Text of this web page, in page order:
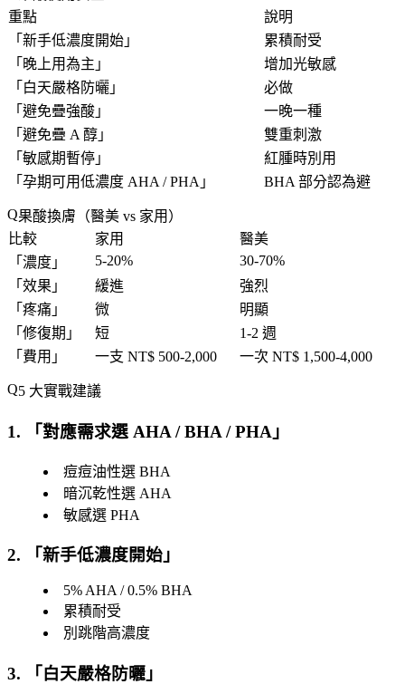
重點
說明
「 新手低濃度開始 」
累積耐受
「 晚上用為主 」
增加光敏感
「 白天嚴格防曬 」
必做
「 避免疊強酸 」
一晚一種
「 避免疊 A 醇 」
雙重刺激
「 敏感期暫停 」
紅腫時別用
「 孕期可用低濃度 AHA / PHA 」 BHA 部分認為避
果酸換膚（醫美 vs 家用）
比較
家用
醫美
「 濃度 」 5-20%
30-70%
「 效果 」 緩進
強烈
「 疼痛 」 微
明顯
「 修復期 」 短
1-2 週
「 費用 」 一支 NT$ 500-2,000 一次 NT$ 1,500-4,000
5 大實戰建議
1. 「對應需求選 AHA / BHA / PHA 」
痘痘油性選 BHA
暗沉乾性選 AHA
敏感選 PHA
2. 「新手低濃度開始 」
5% AHA / 0.5% BHA
累積耐受
別跳階高濃度
3. 「白天嚴格防曬 」